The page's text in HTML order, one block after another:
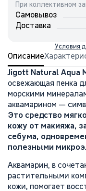
При коллективном
Самовывоз
Доставка
Условия
Описание
Jigott Natural Aqua
освежающая пенка
морскими
аквамарином —
Это средство
кожу от макияжа,
себума,
полезными
Аквамарин, в
растительными
кожи, помогает